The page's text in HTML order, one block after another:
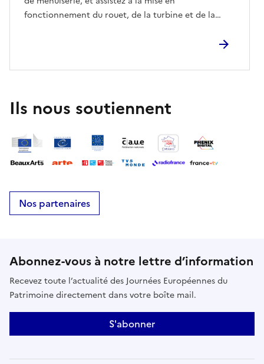
fonctionnement du rouet, de la turbine et de la
Ils nous soutiennent
Nos partenaires
Abonnez-vous à notre lettre d’information
Recevez toute l’actualité des Journées Européennes du
Patrimoine directement dans votre boîte mail.
S'abonner